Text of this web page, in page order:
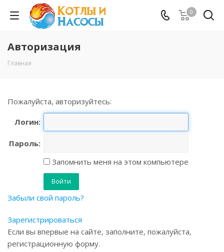
0
Авторизация
Главная
Пожалуйста, авторизуйтесь:
Логин:
Пароль:
Запомнить меня на этом компьютере
Забыли свой пароль?
Зарегистрироваться
Если вы впервые на сайте, заполните, пожалуйста,
регистрационную форму.